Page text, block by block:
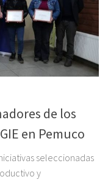
de los
en Pemuco
seleccionadas
y